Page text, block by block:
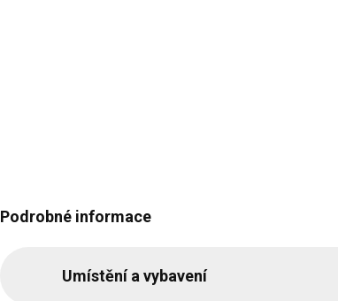
Podrobné informace
Umístění a vybavení